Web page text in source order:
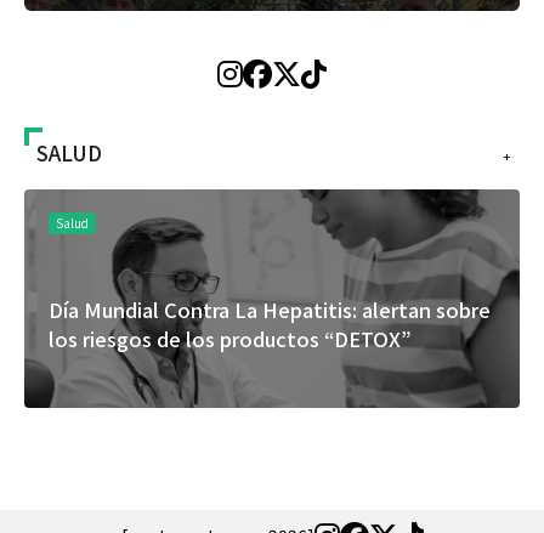
+
SALUD
El cuidado de la piel va mucho
rostro: cada zona merece una
alertan sobre